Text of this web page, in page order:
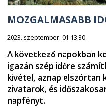
MOZGALMASABB
2023. szeptember. 01 13:30
A következő napokban
igazán szép időre
kivétel, aznap elszórtan
zivatarok, és
napfényt.